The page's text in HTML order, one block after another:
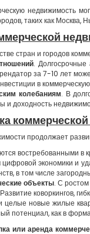
недвижимость
таких как Москва,
стран и городов
. Долгосрочные
за 7-10 лет
в
колебаниям. В
и доходность
продолжает
востребованными в
экономики и
в том числе
объекты. С
коворкингов,
новые жилые
потенциал, как в
или аренда